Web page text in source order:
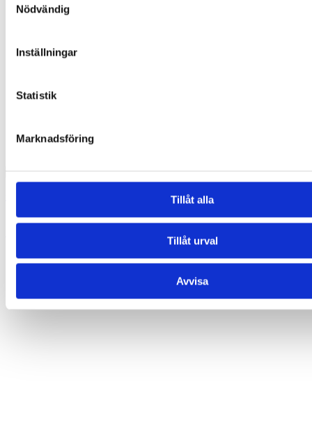
Nödvändig
Inställningar
Statistik
Marknadsföring
Tillåt alla
Tillåt urval
Avvisa
169,00kr